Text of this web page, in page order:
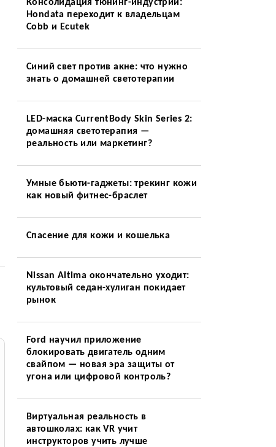
Консолидация тюнинг-индустрии:
Hondata переходит к владельцам
Cobb и Ecutek
Синий свет против акне: что нужно
знать о домашней светотерапии
LED-маска CurrentBody Skin Series 2:
домашняя светотерапия —
реальность или маркетинг?
Умные бьюти-гаджеты: трекинг кожи
как новый фитнес-браслет
Спасение для кожи и кошелька
Nissan Altima окончательно уходит:
культовый седан-хулиган покидает
рынок
Ford научил приложение
блокировать двигатель одним
свайпом — новая эра защиты от
угона или цифровой контроль?
Виртуальная реальность в
автошколах: как VR учит
инструкторов учить лучше